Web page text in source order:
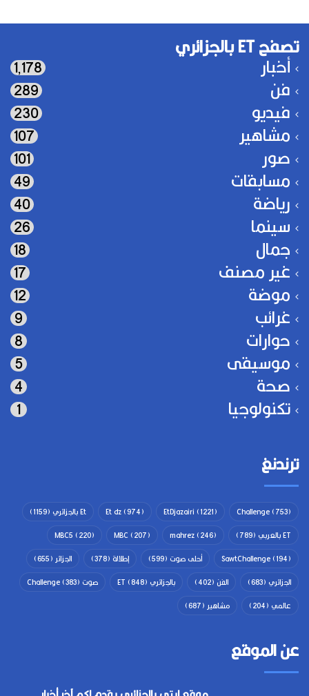
تصفح ET بالجزائري
أخبار 1٬178
فن 289
فيديو 230
مشاهير 107
صور 101
مسابقات 49
رياضة 40
سينما 26
جمال 18
غير مصنف 17
موضة 12
غرائب 9
حوارات 8
موسيقى 5
صحة 4
تكنولوجيا 1
ترندنغ
Challenge(753)
EtDjazairi (1221)
Et dz(974) Et بالجزائري
(1159)
ET بالعربي
(789)
mahrez(246)
MBC(207)
MBC5 (220)
SawtChallenge(194) أحلى صوت (599) إطلالة (378) الجزائر (655)
الجزائري (683) الفن (402) بالجزائري ET (848) صوت Challenge (383)
عالمي (204) مشاهير (687)
عن الموقع